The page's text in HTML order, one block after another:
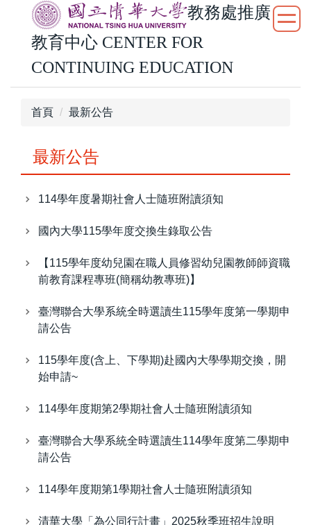
教務處推廣
教育中心 CENTER FOR
CONTINUING EDUCATION
首頁 最新公告
最新公告
114學年度暑期社會人士隨班附讀須知
國內大學115學年度交換生錄取公告
【115學年度幼兒園在職人員修習幼兒園教師師資職
前教育課程專班(簡稱幼教專班)】
臺灣聯合大學系統全時選讀生115學年度第一學期申
請公告
115學年度(含上、下學期)赴國內大學學期交換，開
始申請~
114學年度期第2學期社會人士隨班附讀須知
臺灣聯合大學系統全時選讀生114學年度第二學期申
請公告
114學年度期第1學期社會人士隨班附讀須知
清華大學「為公同行計畫」2025秋季班招生說明